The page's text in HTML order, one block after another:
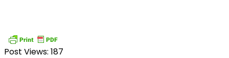
Post Views: 187